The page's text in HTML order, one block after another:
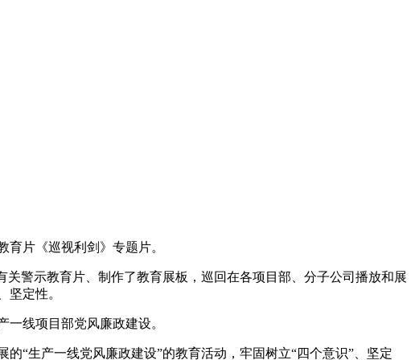
片《巡视利剑》专题片。
警示教育片、制作了教育展板，巡回在各项目部、分子公司播放和展
坚定性。
线项目部党风廉政建设。
“生产一线党风廉政建设”的教育活动，牢固树立“四个意识”、坚定